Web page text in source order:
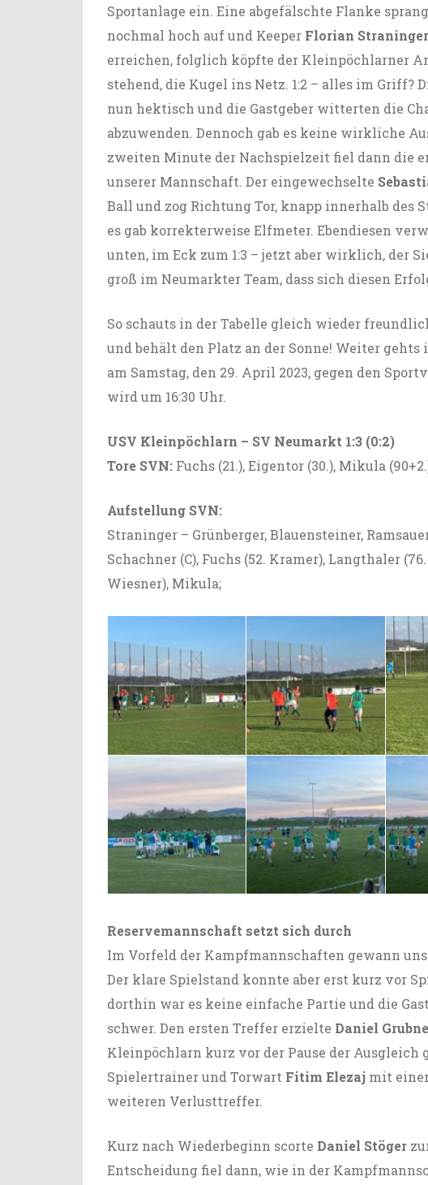
Sportanlage ein. Eine abgefälschte Flanke
nochmal hoch auf und Keeper Florian Straninger
erreichen, folglich köpfte der Kleinpöchlarner
stehend, die Kugel ins Netz. 1:2 – alles im
nun hektisch und die Gastgeber witterten die
abzuwenden. Dennoch gab es keine wirkliche
zweiten Minute der Nachspielzeit fiel dann die
unserer Mannschaft. Der eingewechselte
Ball und zog Richtung Tor, knapp innerhalb des
es gab korrekterweise Elfmeter. Ebendiesen
unten, im Eck zum 1:3 – jetzt aber wirklich, der
groß im Neumarkter Team, dass sich diesen
So schauts in der Tabelle gleich wieder
und behält den Platz an der Sonne! Weiter
am Samstag, den 29. April 2023, gegen den
wird um 16:30 Uhr.
USV Kleinpöchlarn – SV Neumarkt 1:3 (0:2)
Tore SVN: Fuchs (21.), Eigentor (30.), Mikula
Aufstellung SVN:
Straninger – Grünberger, Blauensteiner,
Schachner (C), Fuchs (52. Kramer), Langthaler
Wiesner), Mikula;
Reservemannschaft setzt sich durch
Im Vorfeld der Kampfmannschaften gewann
Der klare Spielstand konnte aber erst kurz vor
dorthin war es keine einfache Partie und die
schwer. Den ersten Treffer erzielte Daniel
Kleinpöchlarn kurz vor der Pause der Ausgleich
Spielertrainer und Torwart Fitim Elezaj mit
weiteren Verlusttreffer.
Kurz nach Wiederbeginn scorte Daniel Stöger
Entscheidung fiel dann, wie in der